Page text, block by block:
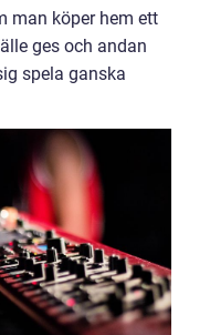
man köper hem ett
ges och andan
spela ganska